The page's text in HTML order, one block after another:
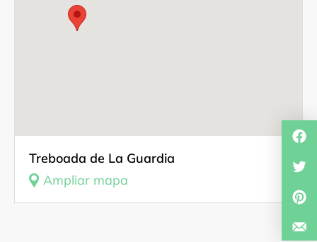
Documentación gráfica, audiovisual y sonora
Treboada de La Guardia
Ampliar mapa